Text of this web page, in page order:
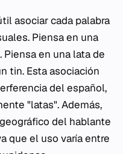
asociar cada palabra
Piensa en una
. Piensa en una lata de
tin. Esta asociación
del español,
"latas". Además,
del hablante
que el uso varía entre